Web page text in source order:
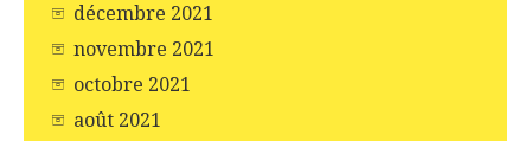
décembre 2021
novembre 2021
octobre 2021
août 2021